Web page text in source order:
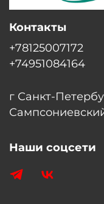
Контакты
+78125007172
+74951084164
г Санкт-
Наши соцсети